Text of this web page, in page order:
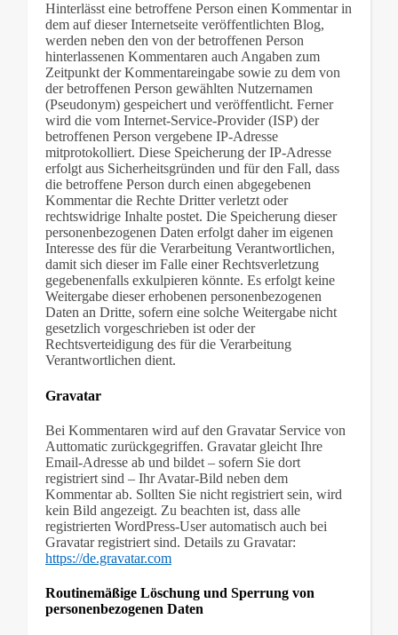
Hinterlässt eine betroffene Person einen Kommentar in
dem auf dieser Internetseite veröffentlichten Blog,
werden neben den von der betroffenen Person
hinterlassenen Kommentaren auch Angaben zum
Zeitpunkt der Kommentareingabe sowie zu dem von
der betroffenen Person gewählten Nutzernamen
(Pseudonym) gespeichert und veröffentlicht. Ferner
wird die vom Internet-Service-Provider (ISP) der
betroffenen Person vergebene IP-Adresse
mitprotokolliert. Diese Speicherung der IP-Adresse
erfolgt aus Sicherheitsgründen und für den Fall, dass
die betroffene Person durch einen abgegebenen
Kommentar die Rechte Dritter verletzt oder
rechtswidrige Inhalte postet. Die Speicherung dieser
personenbezogenen Daten erfolgt daher im eigenen
Interesse des für die Verarbeitung Verantwortlichen,
damit sich dieser im Falle einer Rechtsverletzung
gegebenenfalls exkulpieren könnte. Es erfolgt keine
Weitergabe dieser erhobenen personenbezogenen
Daten an Dritte, sofern eine solche Weitergabe nicht
gesetzlich vorgeschrieben ist oder der
Rechtsverteidigung des für die Verarbeitung
Verantwortlichen dient.
Gravatar
Bei Kommentaren wird auf den Gravatar Service von
Auttomatic zurückgegriffen. Gravatar gleicht Ihre
Email-Adresse ab und bildet – sofern Sie dort
registriert sind – Ihr Avatar-Bild neben dem
Kommentar ab. Sollten Sie nicht registriert sein, wird
kein Bild angezeigt. Zu beachten ist, dass alle
registrierten WordPress-User automatisch auch bei
Gravatar registriert sind. Details zu Gravatar:
https://de.gravatar.com
Routinemäßige Löschung und Sperrung von
personenbezogenen Daten